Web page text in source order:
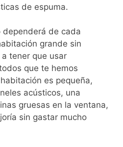
de espuma.
de cada
grande sin
tener que usar
que te hemos
es pequeña,
acústicos, una
gruesas en la ventana,
sin gastar mucho